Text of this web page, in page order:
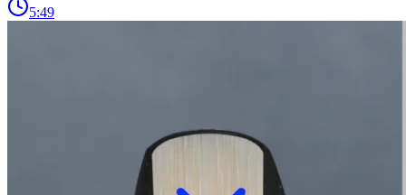
5:49